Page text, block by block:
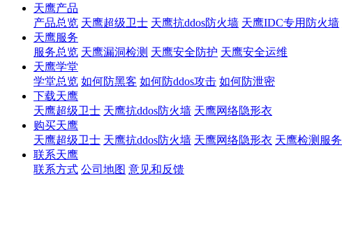
天鹰产品
产品总览 天鹰超级卫士 天鹰抗ddos防火墙 天鹰IDC专用防火墙
天鹰服务
服务总览 天鹰漏洞检测 天鹰安全防护 天鹰安全运维
天鹰学堂
学堂总览 如何防黑客 如何防ddos攻击 如何防泄密
下载天鹰
天鹰超级卫士 天鹰抗ddos防火墙 天鹰网络隐形衣
购买天鹰
天鹰超级卫士 天鹰抗ddos防火墙 天鹰网络隐形衣 天鹰检测服务
联系天鹰
联系方式 公司地图 意见和反馈